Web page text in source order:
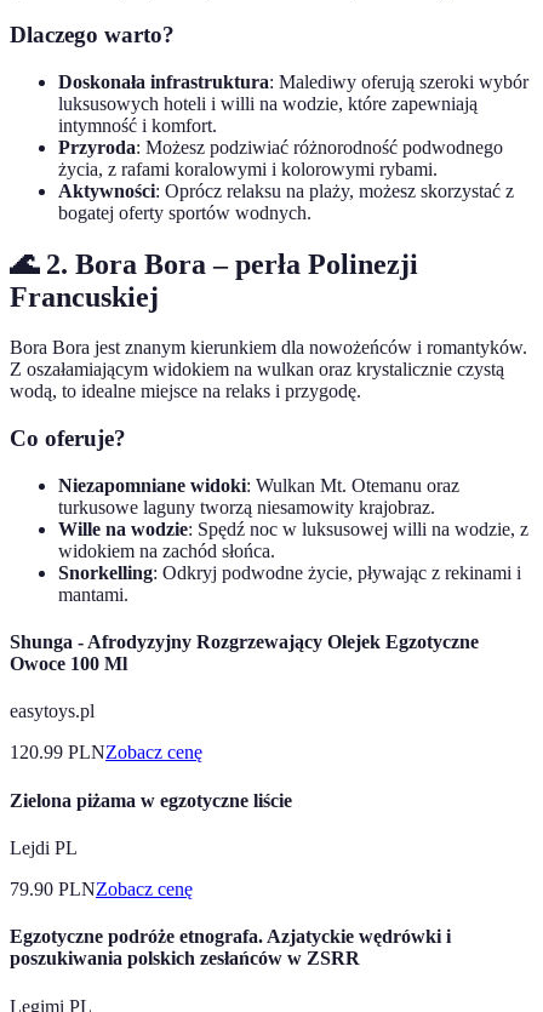
Dlaczego warto?
Doskonała infrastruktura: Malediwy oferują szeroki wybór
luksusowych hoteli i willi na wodzie, które zapewniają
intymność i komfort.
Przyroda: Możesz podziwiać różnorodność podwodnego
życia, z rafami koralowymi i kolorowymi rybami.
Aktywności: Oprócz relaksu na plaży, możesz skorzystać z
bogatej oferty sportów wodnych.
🌊 2. Bora Bora – perła Polinezji
Francuskiej
Bora Bora jest znanym kierunkiem dla nowożeńców i romantyków.
Z oszałamiającym widokiem na wulkan oraz krystalicznie czystą
wodą, to idealne miejsce na relaks i przygodę.
Co oferuje?
Niezapomniane widoki: Wulkan Mt. Otemanu oraz
turkusowe laguny tworzą niesamowity krajobraz.
Wille na wodzie: Spędź noc w luksusowej willi na wodzie, z
widokiem na zachód słońca.
Snorkelling: Odkryj podwodne życie, pływając z rekinami i
mantami.
Shunga - Afrodyzyjny Rozgrzewający Olejek Egzotyczne
Owoce 100 Ml
easytoys.pl
120.99 PLNZobacz cenę
Zielona piżama w egzotyczne liście
Lejdi PL
79.90 PLNZobacz cenę
Egzotyczne podróże etnografa. Azjatyckie wędrówki i
poszukiwania polskich zesłańców w ZSRR
Legimi PL